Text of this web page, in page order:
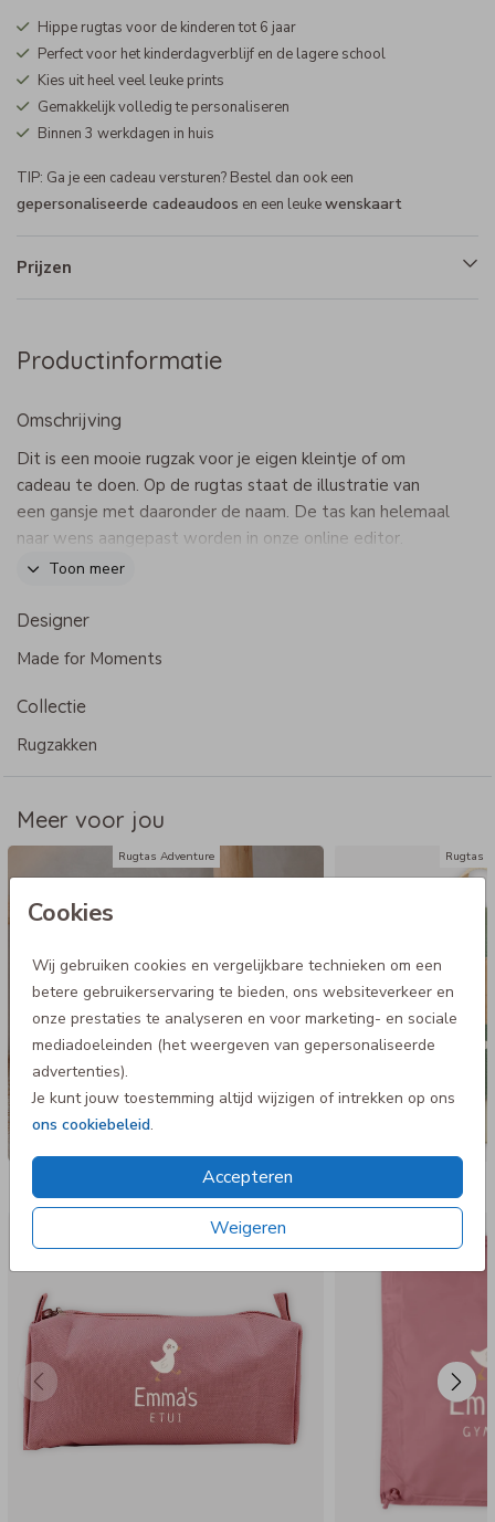
Cookies
Wij gebruiken cookies en vergelijkbare technieken om een
betere gebruikerservaring te bieden, ons websiteverkeer en
onze prestaties te analyseren en voor marketing- en sociale
mediadoeleinden (het weergeven van gepersonaliseerde
advertenties).
Je kunt jouw toestemming altijd wijzigen of intrekken op ons
ons cookiebeleid.
Accepteren
Weigeren
Hippe rugtas voor de kinderen tot 6 jaar
Perfect voor het kinderdagverblijf en de lagere school
Kies uit heel veel leuke prints
Gemakkelijk volledig te personaliseren
Binnen 3 werkdagen in huis
TIP: Ga je een cadeau versturen? Bestel dan ook een
gepersonaliseerde cadeaudoos en een leukewenskaart
Prijzen
Productinformatie
Omschrijving
Dit is een mooie rugzak voor je eigen kleintje of om
cadeau te doen. Op de rugtas staat de illustratie van
een gansje met daaronder de naam. De tas kan helemaal
naar wens aangepast worden in onze online editor.
Dit product maakt onderdeel uit van
Specificaties Adventure rugzak
- Merk: Bulbby
- Afmetingen: 22 x 24 x 10 cm
aan de zijkant
- 600 D materiaal
Toon meer
Designer
Made for Moments
Collectie
Rugzakken
Meer voor jou
Rugtas Adventure Rugtas
Nog meer in deze stijl